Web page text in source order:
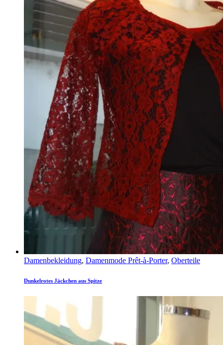
Damenbekleidung, Damenmode Prêt-à-Porter, Oberteile
Dunkelrotes Jäckchen aus Spitze